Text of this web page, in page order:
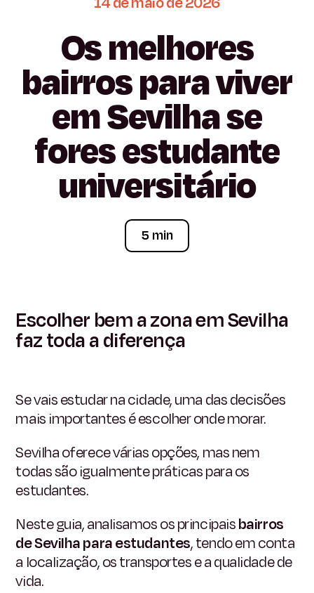
Osmelhores
bairrosparaviver
emSevilhase
foresestudante
universitário
5 min
Escolher bem a zona em Sevilha
faz toda a diferença
Se vais estudar na cidade, uma das decisões
mais importantes é escolher onde morar.
Sevilha oferece várias opções, mas nem
todas são igualmente práticas para os
estudantes.
Neste guia, analisamos os principaisbairros
de Sevilha para estudantes, tendo em conta
a localização, os transportes e a qualidade de
vida.